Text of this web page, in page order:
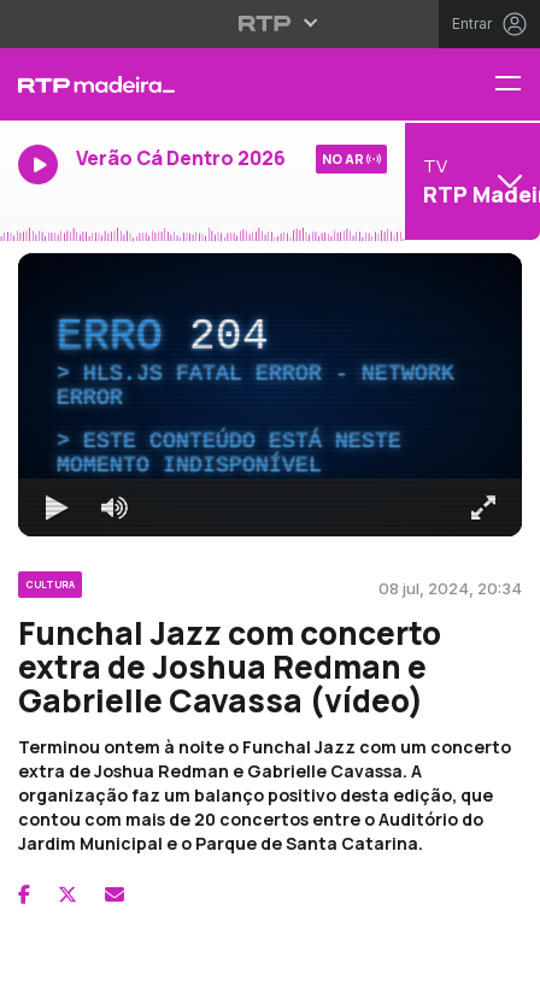
Entrar
Verão Cá Dentro 2026 NO AR TV
RTP
ERRO204
HLS.JS FATAL ERROR - NETWORK
ERROR
ESTE CONTEÚDO ESTÁ NESTE
MOMENTO INDISPONÍVEL
CULTURA 08 jul, 2024, 20:34
Funchal Jazz com concerto
extra de Joshua Redman e
Gabrielle Cavassa (vídeo)
Terminou ontem à noite o Funchal Jazz com um concerto
extra de Joshua Redman e Gabrielle Cavassa. A
organização faz um balanço positivo desta edição, que
contou com mais de 20 concertos entre o Auditório do
Jardim Municipal e o Parque de Santa Catarina.